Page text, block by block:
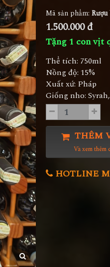
Mã sản phẩm:
1.500.000 đ
Tặng 1 con vịt
Thể tích: 750ml
Nồng độ: 15%
Xuất xứ: Pháp
Giống nho:
THÊM
Và xem thêm
HOTLINE